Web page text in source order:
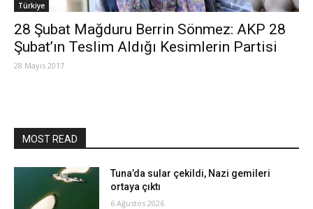
Türkiye
28 Şubat Mağduru Berrin Sönmez: AKP 28
Şubat’ın Teslim Aldığı Kesimlerin Partisi
28 Mayıs 2017
MOST READ
Tuna’da sular çekildi, Nazi gemileri
ortaya çıktı
6 Ağustos 2026